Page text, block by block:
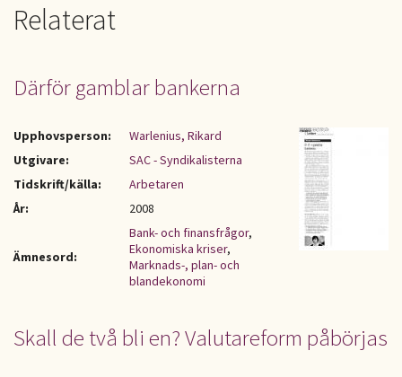
Relaterat
Därför gamblar bankerna
Upphovsperson:
Warlenius, Rikard
Utgivare:
SAC - Syndikalisterna
Tidskrift/källa:
Arbetaren
År:
2008
Ämnesord:
Bank- och finansfrågor,
Ekonomiska kriser,
Marknads-, plan- och
blandekonomi
Skall de två bli en? Valutareform påbörjas